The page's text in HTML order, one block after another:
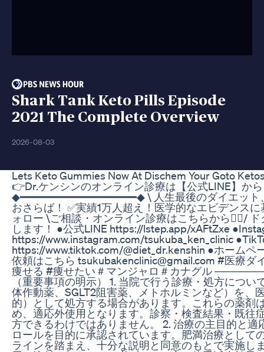
Shark Tank Keto Pills Episode
2021 The Complete Overview
2026-08-03
Lets Keto Gummies Now At Dischem Your Goto
👉️Dr.ケンシンのオンライン診療は【公式LINE】か
◆━━━━━━━━━━━━━━━━━━◆ \ 人生最後のダイエット
おさらば！ ✅実績1万人超え！医学的なエビデンス
ォロー \ご相談・オンライン診療はこちらから💁‍♂️/
します！ ●公式LINE https://lstep.app/xAFtZxe
https://www.instagram.com/tsukuba_ken_clinic
https://www.tiktok.com/@diet_dr.kenshin ●ホーム
依頼はこちら tsukubakenclinic@gmail.com #医療
痩せる #痩せたい＃マンジャロ＃カナグル
（重要事項の明示） 1. 当院で行う診療・処方につ
体作動薬、SGLT2阻害薬、メトホルミンなど）を、
的）として処方する場合があります。これらの薬剤
め、適応外使用となります。診察・検査結果・既往
方できるわけではありません。 2. 治療の主目的と
ロールを目的に承認されています。肥満治療として
ラインを踏まえ、十分な説明と同意のもとで実施し